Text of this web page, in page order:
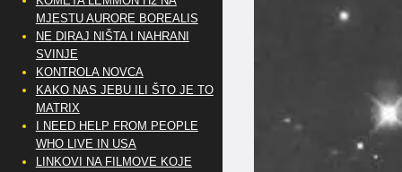
MJESTU AURORE BOREALIS
NE DIRAJ NIŠTA I NAHRANI
SVINJE
KONTROLA NOVCA
KAKO NAS JEBU ILI ŠTO JE TO
MATRIX
I NEED HELP FROM PEOPLE
WHO LIVE IN USA
LINKOVI NA FILMOVE KOJE